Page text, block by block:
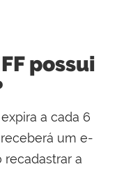
possui
expira a cada 6
um e-
a